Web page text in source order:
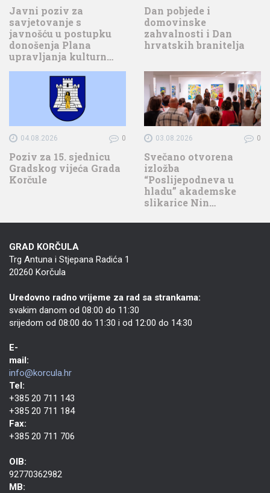
Javni poziv za
savjetovanje s
javnošću u postupku
donošenja Plana
upravljanja kulturn…
Dan pobjede i
domovinske
zahvalnosti i Dan
hrvatskih branitelja
04.08.2026 0
Poziv za 15. sjednicu
Gradskog vijeća Grada
Korčule
03.08.2026 0
Svečano otvorena
izložba
“Poslijepodneva u
hladu” akademske
slikarice Nin…
GRAD KORČULA
Trg Antuna i Stjepana Radića 1
20260 Korčula
Uredovno radno vrijeme za rad sa strankama:
svakim danom od 08:00 do 11:30
srijedom od 08:00 do 11:30 i od 12:00 do 14:30
E-
mail:
info@korcula.hr
Tel:
+385 20 711 143
+385 20 711 184
Fax:
+385 20 711 706
OIB:
92770362982
MB: